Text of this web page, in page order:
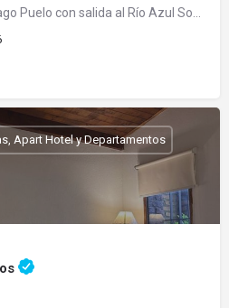
Apart Hotel y Departamentos